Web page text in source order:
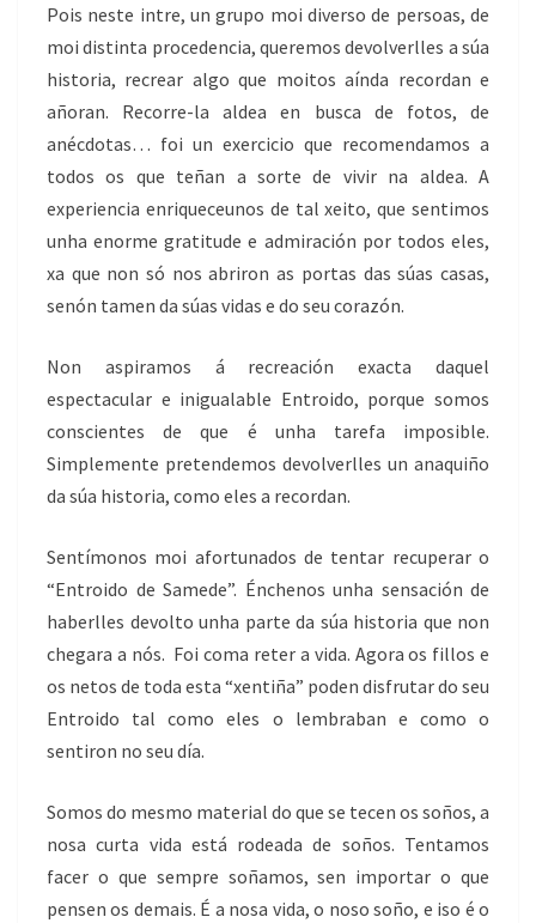
Pois neste intre, un grupo moi diverso de persoas, de
moi distinta procedencia, queremos devolverlles a súa
historia, recrear algo que moitos aínda recordan e
añoran. Recorre-la aldea en busca de fotos, de
anécdotas… foi un exercicio que recomendamos a
todos os que teñan a sorte de vivir na aldea. A
experiencia enriqueceunos de tal xeito, que sentimos
unha enorme gratitude e admiración por todos eles,
xa que non só nos abriron as portas das súas casas,
senón tamen da súas vidas e do seu corazón.
Non aspiramos á recreación exacta daquel
espectacular e inigualable Entroido, porque somos
conscientes de que é unha tarefa imposible.
Simplemente pretendemos devolverlles un anaquiño
da súa historia, como eles a recordan.
Sentímonos moi afortunados de tentar recuperar o
“Entroido de Samede”. Énchenos unha sensación de
haberlles devolto unha parte da súa historia que non
chegara a nós. Foi coma reter a vida. Agora os fillos e
os netos de toda esta “xentiña” poden disfrutar do seu
Entroido tal como eles o lembraban e como o
sentiron no seu día.
Somos do mesmo material do que se tecen os soños, a
nosa curta vida está rodeada de soños. Tentamos
facer o que sempre soñamos, sen importar o que
pensen os demais. É a nosa vida, o noso soño, e iso é o